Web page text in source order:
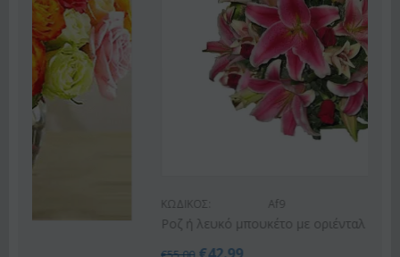
Af9
Ροζ ή λευκό μπουκέτο με οριένταλ λίλιουμ